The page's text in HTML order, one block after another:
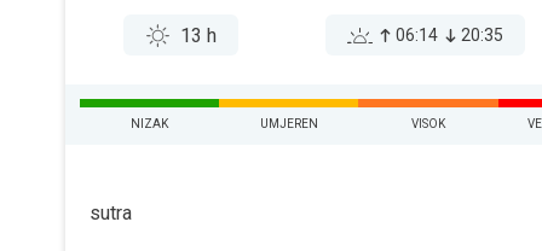
13 h 06:14 20:35
NIZAK UMJEREN VISOK
sutra